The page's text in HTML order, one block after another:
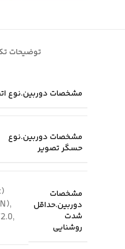
توضیحات
مشخصات دوربین.نوع
مشخصات دوربین.نوع
حسگر تصویر
مشخصات
دوربین.حداقل
شدت
روشنایی